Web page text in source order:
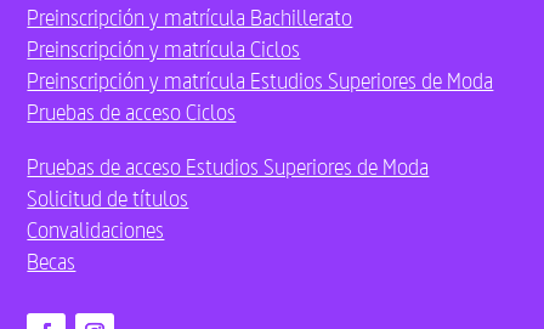
Preinscripción y matrícula Bachillerato
Preinscripción y matrícula Ciclos
Preinscripción y matrícula Estudios Superiores de Moda
Pruebas de acceso Ciclos
Pruebas de acceso Estudios Superiores de Moda
Solicitud de títulos
Convalidaciones
Becas